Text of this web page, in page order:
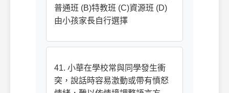
普通班 (B)特教班 (C)資源班 (D)
由小孩家長自行選擇
41. 小華在學校常與同學發生衝
突，說話時容易激動或帶有憤怒